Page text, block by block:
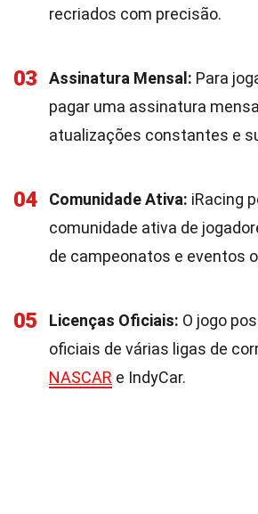
recriados com precisão.
03 Assinatura Mensal: Para
pagar uma assinatura
atualizações constantes e
04 Comunidade Ativa: iRacing
comunidade ativa de
de campeonatos e eventos
05 Licenças Oficiais: O jogo
oficiais de várias ligas de
NASCAR e IndyCar.